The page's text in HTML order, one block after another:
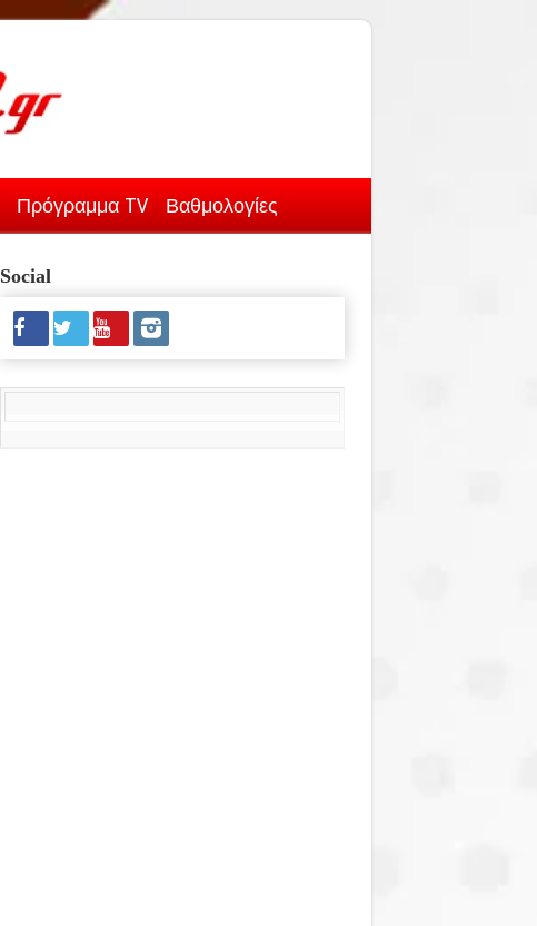
Πρόγραμμα TV Βαθμολογίες
Social